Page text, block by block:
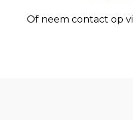
Of neem contact op